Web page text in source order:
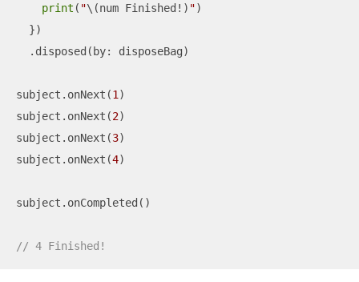
print ( "\(num Finished ! ) ")
  })
  .disposed(by: disposeBag)
subject.onNext(1 )
subject.onNext(2)
subject.onNext(3)
subject.onNext(4)
subject.onCompleted()
// 4 Finished!